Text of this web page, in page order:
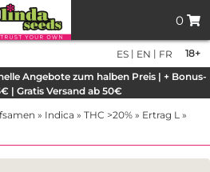
0
18+
ES | EN | FR
Angebote zum halben Preis | + Bonus-
| Gratis Versand ab 50€
» Indica » THC >20% » Ertrag L »